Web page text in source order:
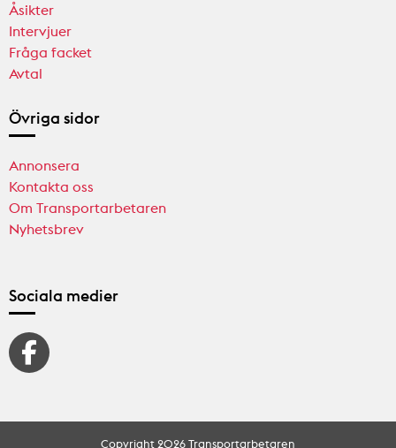
Åsikter
Intervjuer
Fråga facket
Avtal
Övriga sidor
Annonsera
Kontakta oss
Om Transportarbetaren
Nyhetsbrev
Sociala medier
Copyright 2026 Transportarbetaren